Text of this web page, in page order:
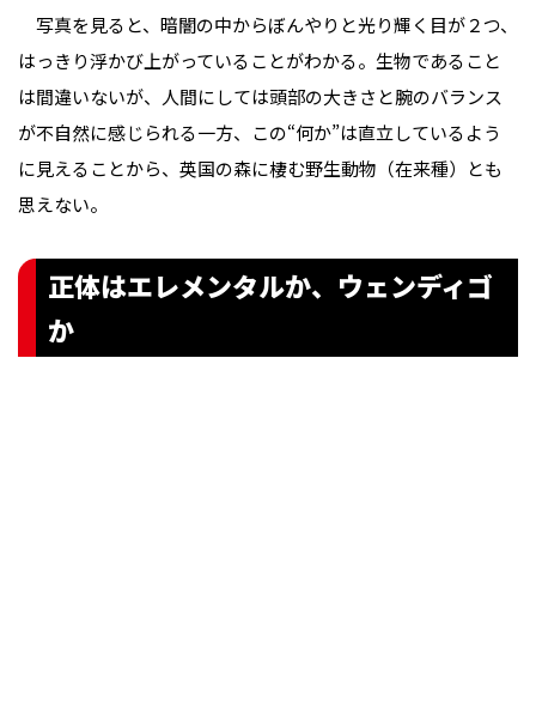
写真を見ると、暗闇の中からぼんやりと光り輝く目が２つ、
はっきり浮かび上がっていることがわかる。生物であること
は間違いないが、人間にしては頭部の大きさと腕のバランス
が不自然に感じられる一方、この“何か”は直立しているよう
に見えることから、英国の森に棲む野生動物（在来種）とも
思えない。
正体はエレメンタルか、ウェンディゴ
か